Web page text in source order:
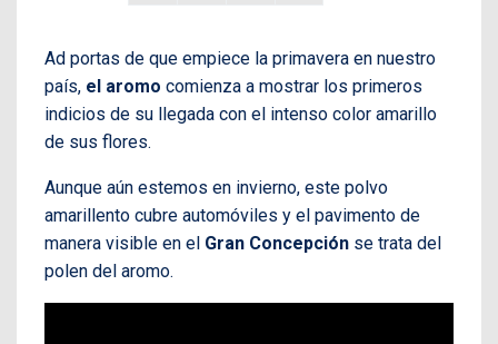
Ad portas de que empiece la primavera en nuestro
país, el aromo comienza a mostrar los primeros
indicios de su llegada con el intenso color amarillo
de sus flores.
Aunque aún estemos en invierno, este polvo
amarillento cubre automóviles y el pavimento de
manera visible en el Gran Concepción se trata del
polen del aromo.